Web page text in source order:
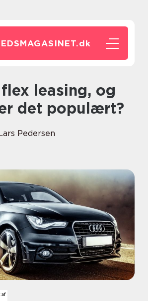
dk
det populært?
Pedersen